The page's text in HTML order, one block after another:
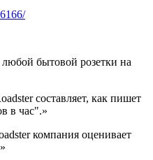
бытовой розетки на
составляет, как пишет
в час".»
компания оценивает